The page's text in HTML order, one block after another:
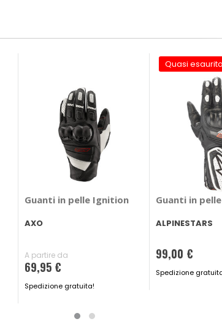
Guanti in pelle Ignition
AXO
A partire da
69,95 €
Spedizione gratuita!
Quasi esaurito
Guanti in pelle
ALPINESTARS
99,00 €
Spedizione